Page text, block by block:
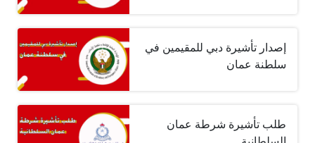
إصدار تأشيرة دبي للمقيمين في
سلطنة عمان
طلب تأشيرة شرطة عمان